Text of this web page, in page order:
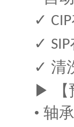
✓ CIP
✓ SIP
✓ 清
▶ 【
• 轴